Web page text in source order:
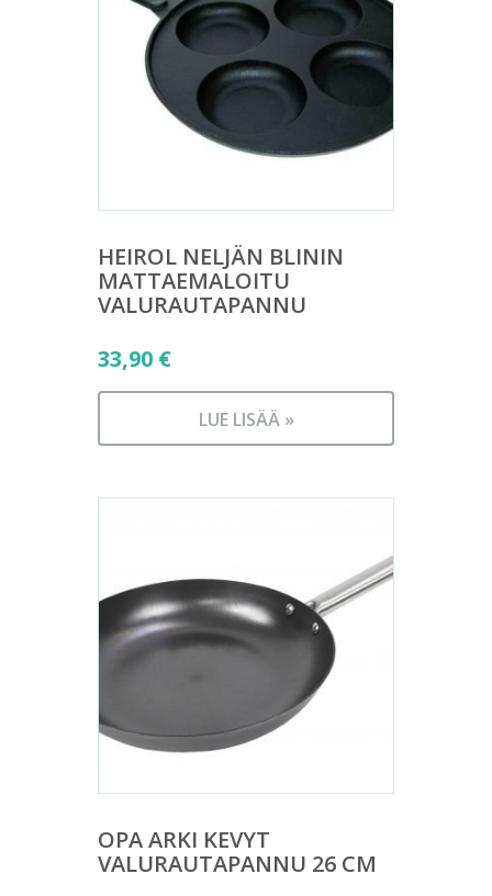
HEIROL NELJÄN BLININ
MATTAEMALOITU
VALURAUTAPANNU
33,90 €
LUE LISÄÄ »
OPA ARKI KEVYT
VALURAUTAPANNU 26 CM